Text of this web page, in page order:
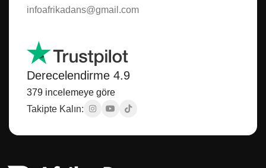
infoafrikadans@gmail.com
Derecelendirme 4.9
379 incelemeye göre
Takipte Kalın: